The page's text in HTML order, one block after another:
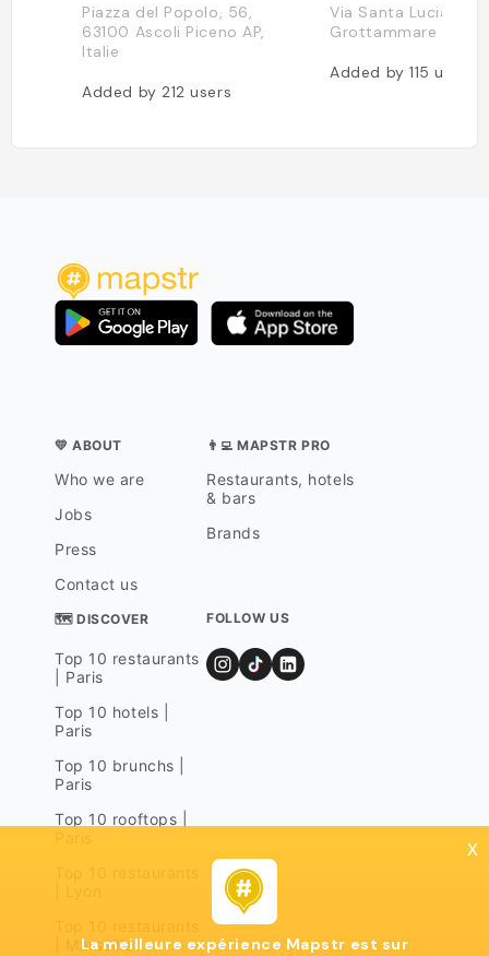
Piazza del Popolo, 56,
63100 Ascoli Piceno AP,
Italie
Added by 212users
Via Santa Lucia, 2,
Grottammare AP,
Added by115users
💛 ABOUT
Who we are
Jobs
Press
Contact us
👨‍💻 MAPSTR PRO
Restaurants, hotels
& bars
Brands
🗺 DISCOVER
Top 10 restaurants
| Paris
Top 10 hotels |
Paris
Top 10 brunchs |
Paris
Top 10 rooftops |
| Marseille
FOLLOW US
x
La meilleure expérience Mapstr est sur